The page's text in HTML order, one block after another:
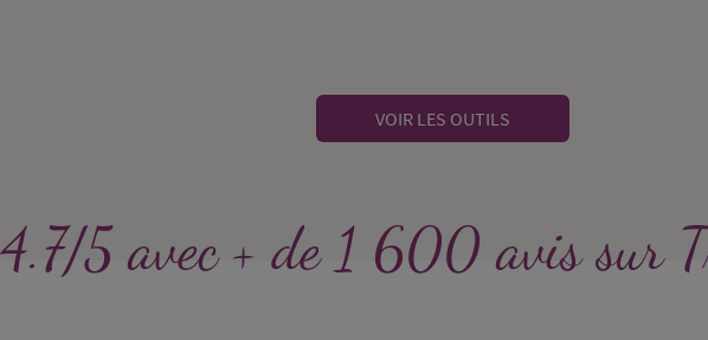
VOIR LES OUTILS
4.7/5 avec + de 1 600 avis sur